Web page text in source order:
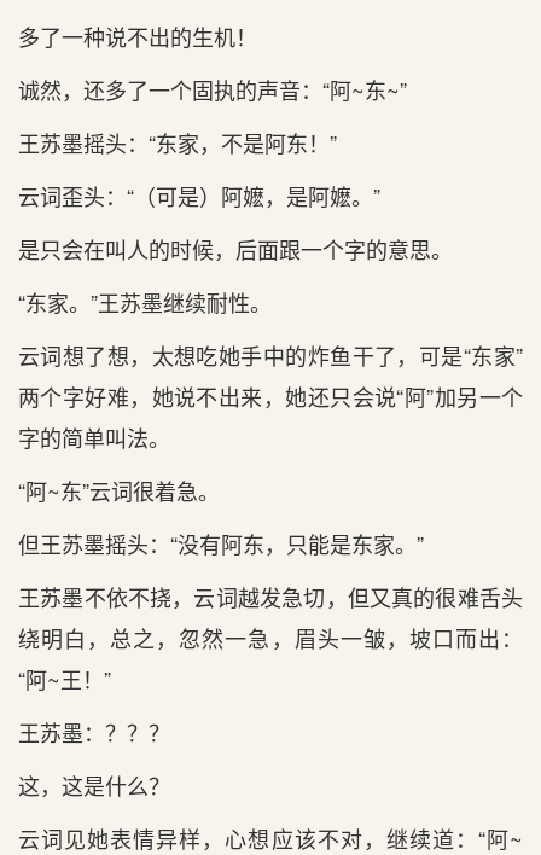
多了一种说不出的生机！
诚然，还多了一个固执的声音：“阿~东~”
王苏墨摇头：“东家，不是阿东！”
云词歪头：“（可是）阿嬷，是阿嬷。”
是只会在叫人的时候，后面跟一个字的意思。
“东家。”王苏墨继续耐性。
云词想了想，太想吃她手中的炸鱼干了，可是“东家”
两个字好难，她说不出来，她还只会说“阿”加另一个
字的简单叫法。
“阿~东”云词很着急。
但王苏墨摇头：“没有阿东，只能是东家。”
王苏墨不依不挠，云词越发急切，但又真的很难舌头
绕明白，总之，忽然一急，眉头一皱，坡口而出：
“阿~王！”
王苏墨：？？？
这，这是什么？
云词见她表情异样，心想应该不对，继续道：“阿~